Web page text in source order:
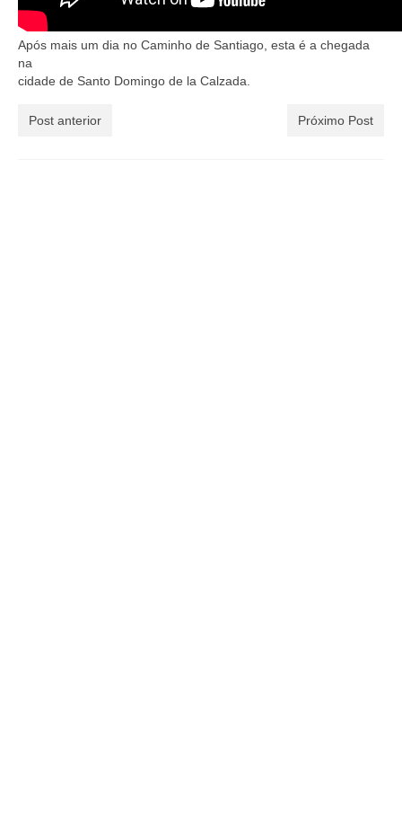
Envie sua Pergunta…
Após mais um dia no Caminho de Santiago, esta é a chegada
na
cidade de Santo Domingo de la Calzada.
Post anterior Próximo Post